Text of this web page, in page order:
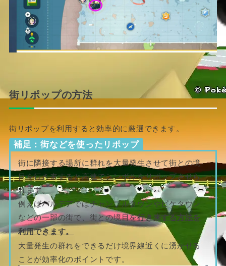
街リポップの方法
街リポップを利用すると効率的に厳選できます。
補足：街などを使ったリポップ
街に隣接する場所に群れを大量発生させて街との境
目を行き来すると高速でシンボルをリポップさせら
れます。
例えばパルデアではチャンプルタウンやピケタウン
などの一部の街で、街との境目を行き来する方法を
利用できます。
大量発生の群れをできるだけ境界線近くに湧かせる
ことが効率化のポイントです。